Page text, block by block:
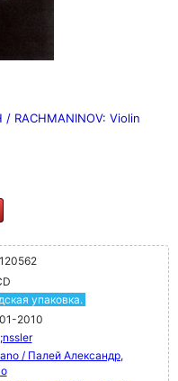
/ RACHMANINOV: Violin
упаковка.
2010
/ Палей Александр,